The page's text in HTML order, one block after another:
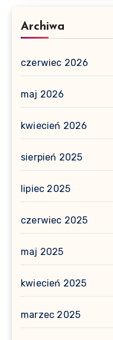
Archiwa
czerwiec 2026
maj 2026
kwiecień 2026
sierpień 2025
lipiec 2025
czerwiec 2025
maj 2025
kwiecień 2025
marzec 2025